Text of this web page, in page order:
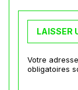
LAISSER
Votre
obligatoires